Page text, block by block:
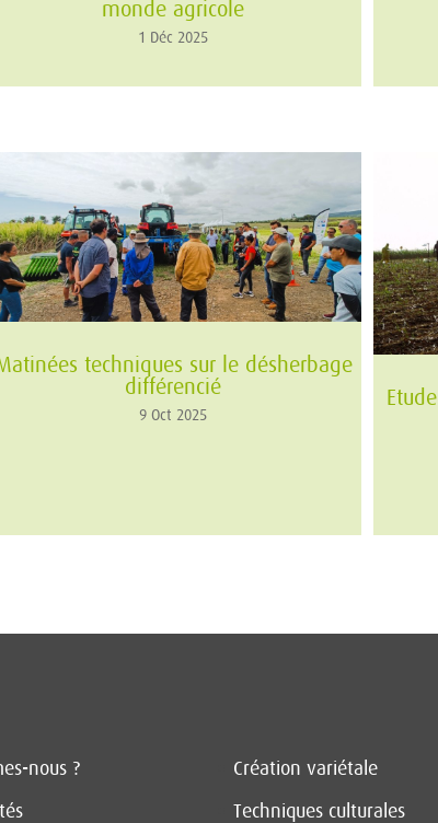
monde agricole
1 Déc 2025
techniques sur le désherbage
différencié
9 Oct 2025
nous ?
Création variétale
Techniques culturales